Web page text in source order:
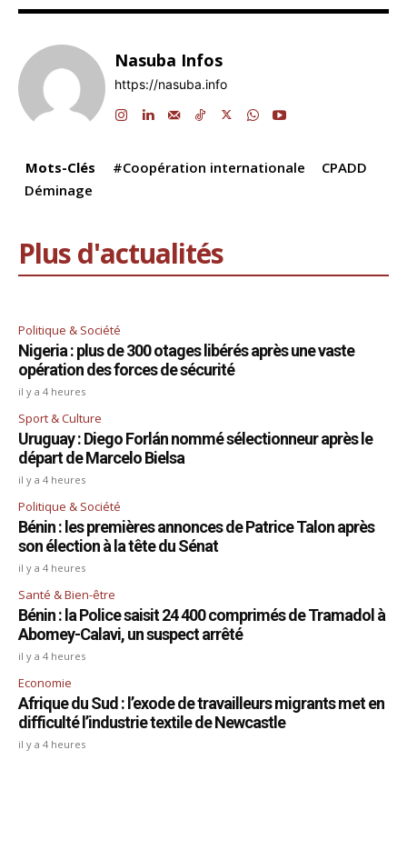
c
e
b
o
k
k
e
dI
n
at
s
A
p
e
gr
a
m
e
s
ai p ta
Nasuba Infos
https://nasuba.info
Mots-Clés #Coopération internationale
CPADD
Déminage
Plus d'actualités
Politique & Société
Nigeria : plus de 300 otages libérés après une vaste
opération des forces de sécurité
il y a 4 heures
Sport & Culture
Uruguay : Diego Forlán nommé sélectionneur après le
départ de Marcelo Bielsa
il y a 4 heures
Politique & Société
Bénin : les premières annonces de Patrice Talon après
son élection à la tête du Sénat
il y a 4 heures
Santé & Bien-être
Bénin : la Police saisit 24 400 comprimés de Tramadol à
Abomey-Calavi, un suspect arrêté
il y a 4 heures
Economie
Afrique du Sud : l’exode de travailleurs migrants met en
difficulté l’industrie textile de Newcastle
il y a 4 heures